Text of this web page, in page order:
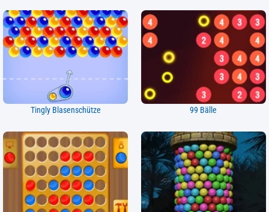
Tingly Blasenschütze 99 Bälle